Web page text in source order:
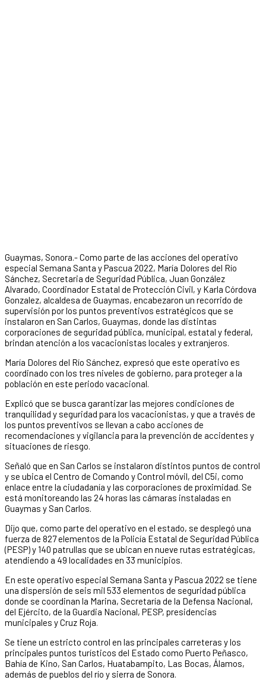
Guaymas, Sonora.- Como parte de las acciones del operativo
especial Semana Santa y Pascua 2022, María Dolores del Río
Sánchez, Secretaria de Seguridad Pública, Juan González
Alvarado, Coordinador Estatal de Protección Civil, y Karla Córdova
Gonzalez, alcaldesa de Guaymas, encabezaron un recorrido de
supervisión por los puntos preventivos estratégicos que se
instalaron en San Carlos, Guaymas, donde las distintas
corporaciones de seguridad pública, municipal, estatal y federal,
brindan atención a los vacacionistas locales y extranjeros.
María Dolores del Río Sánchez, expresó que este operativo es
coordinado con los tres niveles de gobierno, para proteger a la
población en este periodo vacacional.
Explicó que se busca garantizar las mejores condiciones de
tranquilidad y seguridad para los vacacionistas, y que a través de
los puntos preventivos se llevan a cabo acciones de
recomendaciones y vigilancia para la prevención de accidentes y
situaciones de riesgo.
Señaló que en San Carlos se instalaron distintos puntos de control
y se ubica el Centro de Comando y Control móvil, del C5i, como
enlace entre la ciudadanía y las corporaciones de proximidad. Se
está monitoreando las 24 horas las cámaras instaladas en
Guaymas y San Carlos.
Dijo que, como parte del operativo en el estado, se desplegó una
fuerza de 827 elementos de la Policía Estatal de Seguridad Pública
(PESP) y 140 patrullas que se ubican en nueve rutas estratégicas,
atendiendo a 49 localidades en 33 municipios.
En este operativo especial Semana Santa y Pascua 2022 se tiene
una dispersión de seis mil 533 elementos de seguridad pública
donde se coordinan la Marina, Secretaría de la Defensa Nacional,
del Ejército, de la Guardia Nacional, PESP, presidencias
municipales y Cruz Roja.
Se tiene un estricto control en las principales carreteras y los
principales puntos turísticos del Estado como Puerto Peñasco,
Bahía de Kino, San Carlos, Huatabampito, Las Bocas, Álamos,
además de pueblos del río y sierra de Sonora.